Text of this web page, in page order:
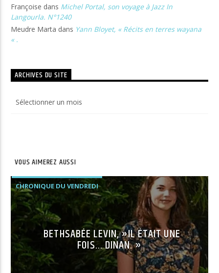
Françoise dans Michel Portal, son voyage à Jazz In
Langourla. N°1240
Meudre Marta dans Yann Bloyet, « Récits en terres wayana
« .
ARCHIVES DU SITE
du
VOUS AIMEREZ AUSSI
CHRONIQUE DU VENDREDI
BETHSABÉE LEVIN, »IL ÉTAIT UNE
FOIS… DINAN. »